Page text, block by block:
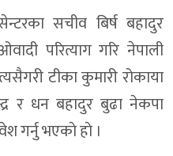
सचीव बिर्ष बहादुर
परित्याग गरि नेपाली
टीका कुमारी रोकाया
र धन बहादुर बुढा नेकपा
गर्नु भएकाे हाे ।